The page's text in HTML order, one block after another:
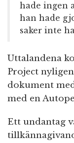
hade ingen
han hade
saker inte
Uttalandena
Project
dokument
med en
Ett undantag